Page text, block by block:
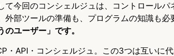
て今回のコンシェルジュは、コントロール
外部ツールの準備も、プログラムの知識も必
のユーザー」です。
・API・コンシェルジュ。この3つは互いに